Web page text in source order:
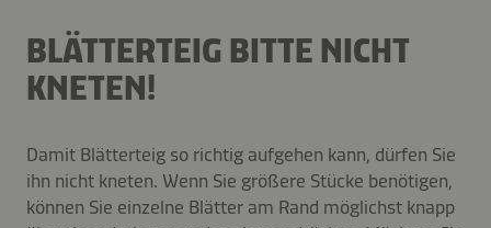
BLÄTTERTEIG BITTE NICHT
KNETEN!
Damit Blätterteig so richtig aufgehen kann, dürfen Sie
ihn nicht kneten. Wenn Sie größere Stücke benötigen,
können Sie einzelne Blätter am Rand möglichst knapp